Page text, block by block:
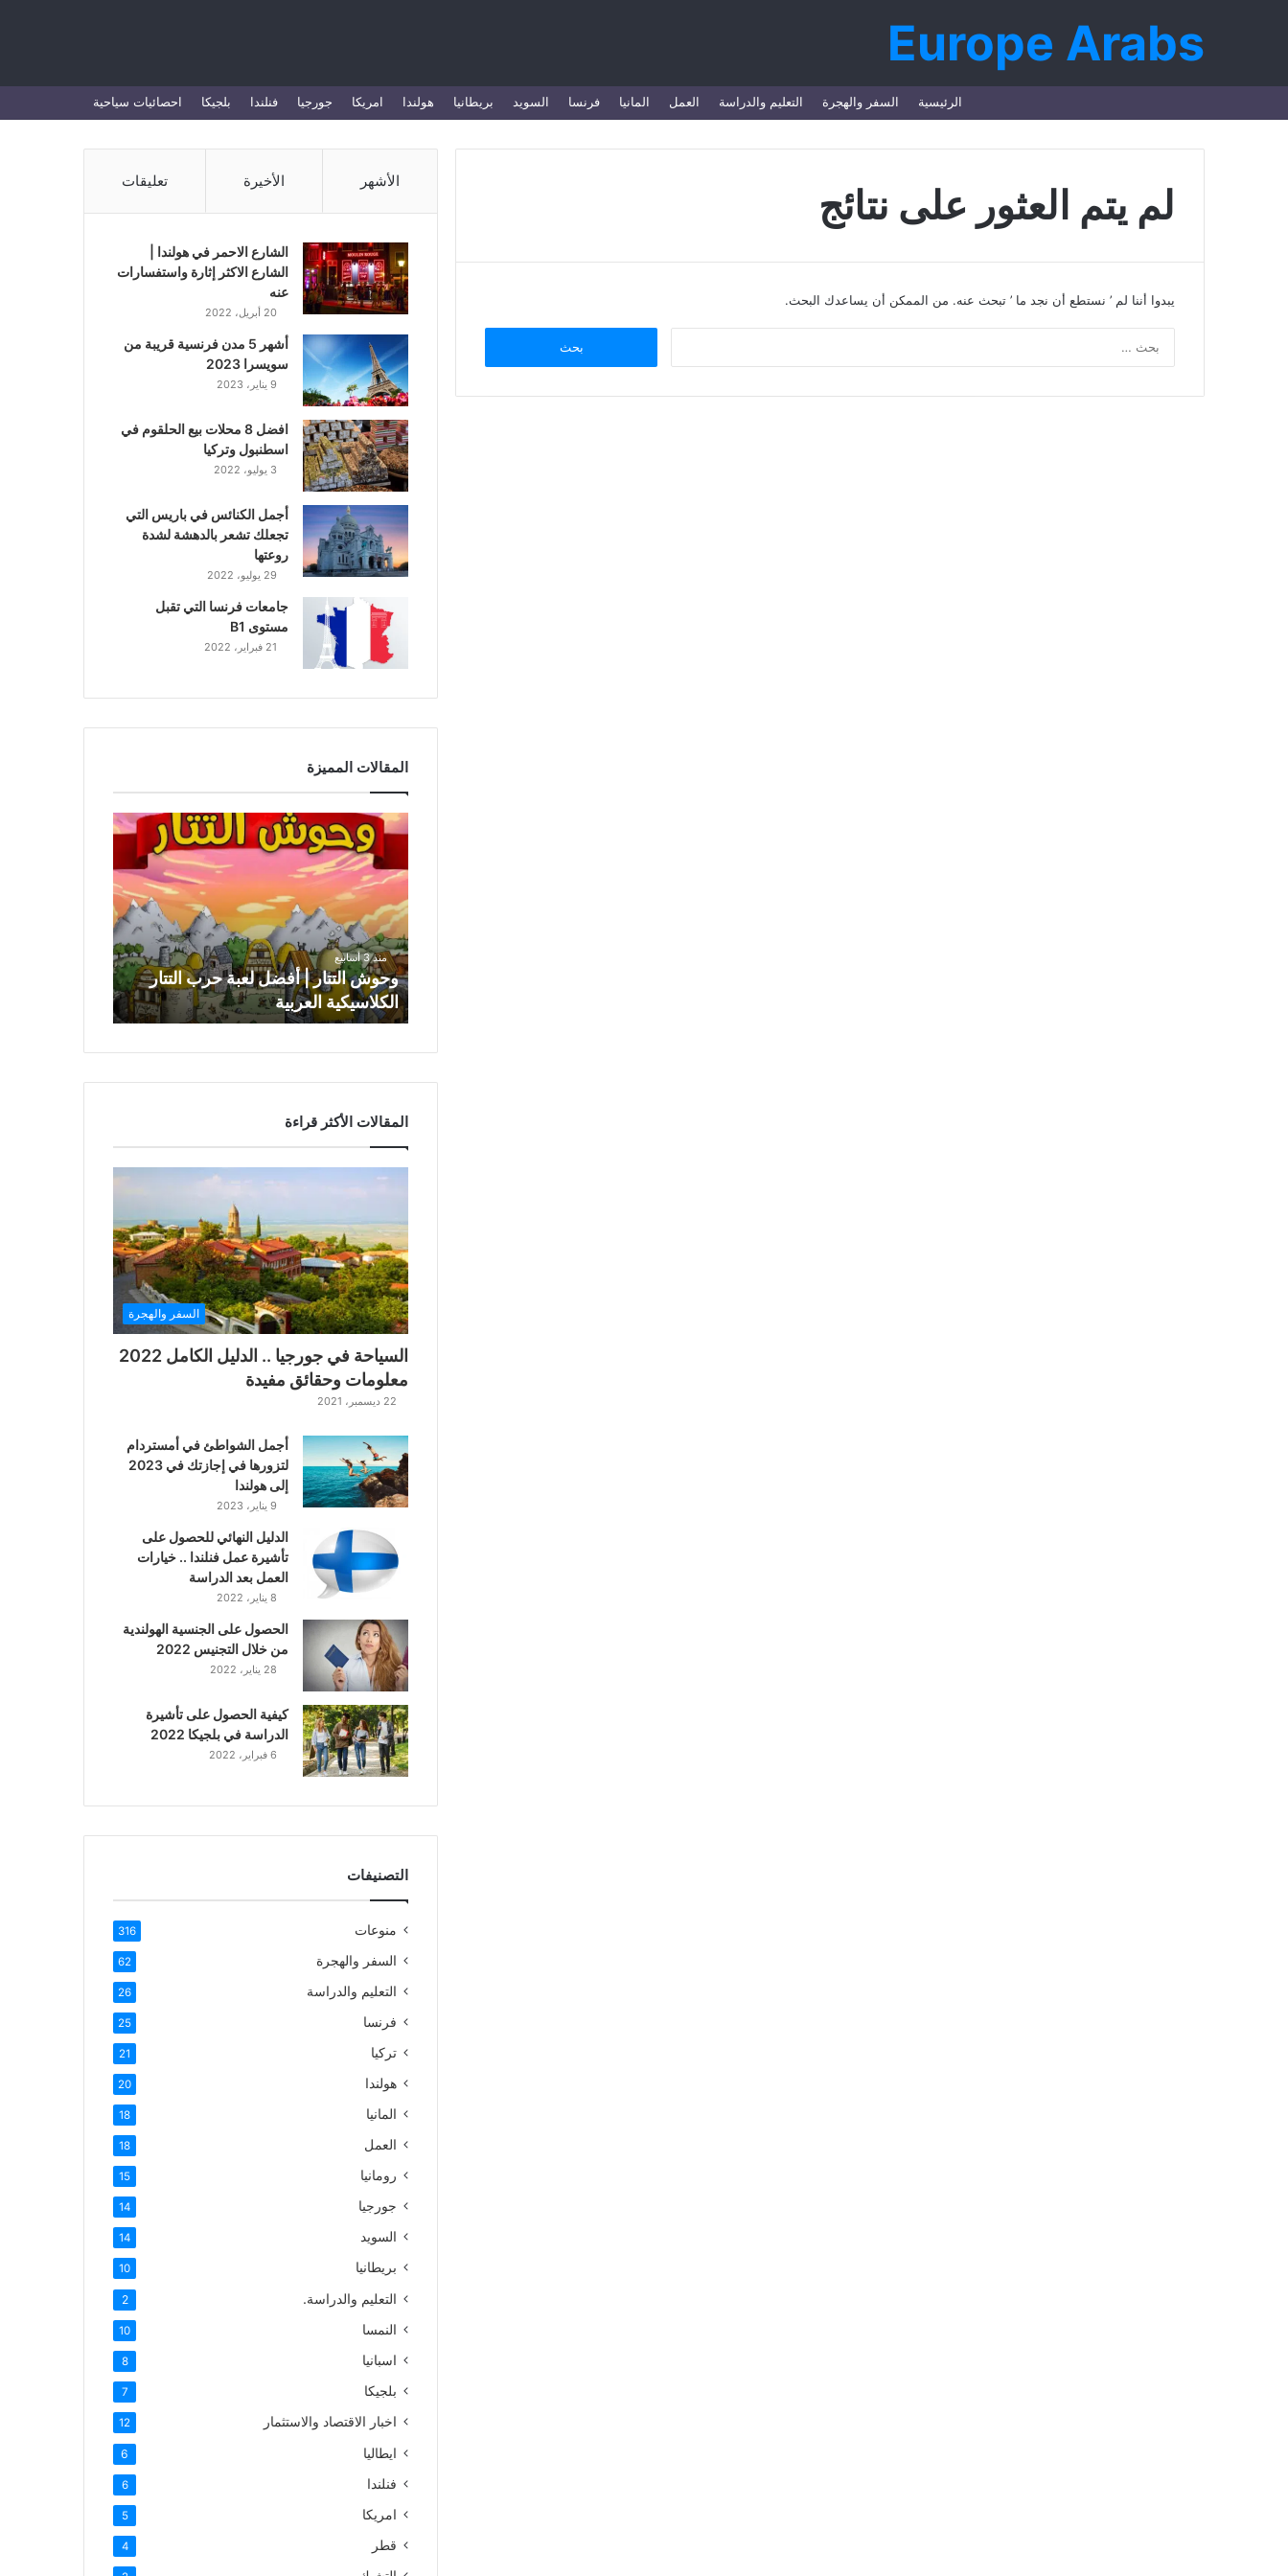
Europe Arabs
الرئيسية السفر والهجرة التعليم والدراسة العمل المانيا فرنسا السويد بريطانيا هولندا امريكا جورجيا فنلندا بلجيكا احصائيات سياحية
لم يتم العثور على نتائج
يبدوا أننا لم ’ نستطع أن نجد ما ’ تبحث عنه. من الممكن أن يساعدك البحث.
ح
الأشهر الأخيرة تعليقات
الشارع الاحمر في هولندا |
الشارع الاكثر إثارة واستفسارات
عنه
20 أبريل، 2022
أشهر 5 مدن فرنسية قريبة من
سويسرا 2023
9 يناير، 2023
افضل 8 محلات بيع الحلقوم في
اسطنبول وتركيا
3 يوليو، 2022
أجمل الكنائس في باريس التي
تجعلك تشعر بالدهشة لشدة
روعتها
29 يوليو، 2022
جامعات فرنسا التي تقبل
مستوى B1
21 فبراير، 2022
المقالات المميزة
و
ش
ا
ت
ت
ا
ر
|
ض
ل
ع
ب
ر
ب
ا
ل
ت
ت
ا
ر
ا
ل
ا
س
ي
ع
ر
ب
ي
ة
منذ 3 أسابيع
وحوش التتار | أفضل لعبة حرب التتار
الكلاسيكية العربية
المقالات الأكثر قراءة
السفر والهجرة
السياحة في جورجيا .. الدليل الكامل 2022
معلومات وحقائق مفيدة
22 ديسمبر، 2021
أجمل الشواطئ في أمستردام
لتزورها في إجازتك في 2023
إلى هولندا
9 يناير، 2023
الدليل النهائي للحصول على
تأشيرة عمل فنلندا .. خيارات
العمل بعد الدراسة
8 يناير، 2022
الحصول على الجنسية الهولندية
من خلال التجنيس 2022
28 يناير، 2022
كيفية الحصول على تأشيرة
الدراسة في بلجيكا 2022
6 فبراير، 2022
التصنيفات
منوعات 316
السفر والهجرة 62
التعليم والدراسة 26
فرنسا 25
تركيا 21
هولندا 20
المانيا 18
العمل 18
رومانيا 15
جورجيا 14
السويد 14
بريطانيا 10
التعليم والدراسة. 2
النمسا 10
اسبانيا 8
بلجيكا 7
اخبار الاقتصاد والاستثمار 12
ايطاليا 6
فنلندا 6
امريكا 5
قطر 4